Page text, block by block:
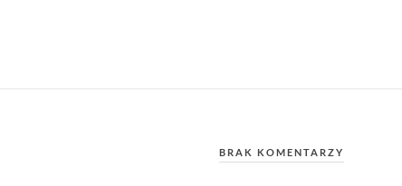
BRAK KOMENTARZY